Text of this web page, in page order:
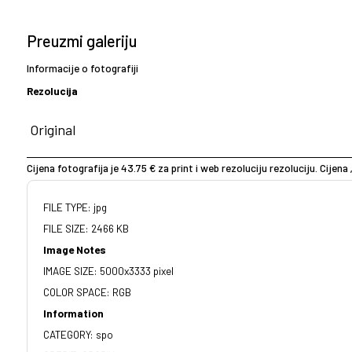
Preuzmi galeriju
Informacije o fotografiji
Rezolucija
Cijena fotografija je 43.75 € za print i web rezoluciju rezoluciju.
FILE TYPE: jpg
FILE SIZE: 2466 KB
Image Notes
IMAGE SIZE: 5000x3333 pixel
COLOR SPACE: RGB
Information
CATEGORY: spo